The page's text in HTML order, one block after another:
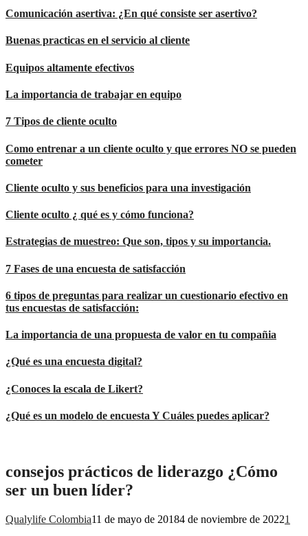
Comunicación asertiva: ¿En qué consiste ser asertivo?
Buenas practicas en el servicio al cliente
Equipos altamente efectivos
La importancia de trabajar en equipo
7 Tipos de cliente oculto
Como entrenar a un cliente oculto y que errores NO se pueden
cometer
Cliente oculto y sus beneficios para una investigación
Cliente oculto ¿ qué es y cómo funciona?
Estrategias de muestreo: Que son, tipos y su importancia.
7 Fases de una encuesta de satisfacción
6 tipos de preguntas para realizar un cuestionario efectivo en
tus encuestas de satisfacción:
La importancia de una propuesta de valor en tu compañia
¿Qué es una encuesta digital?
¿Conoces la escala de Likert?
¿Qué es un modelo de encuesta Y Cuáles puedes aplicar?
consejos prácticos de liderazgo ¿Cómo
ser un buen líder?
Qualylife Colombia11 de mayo de 20184 de noviembre de 20221